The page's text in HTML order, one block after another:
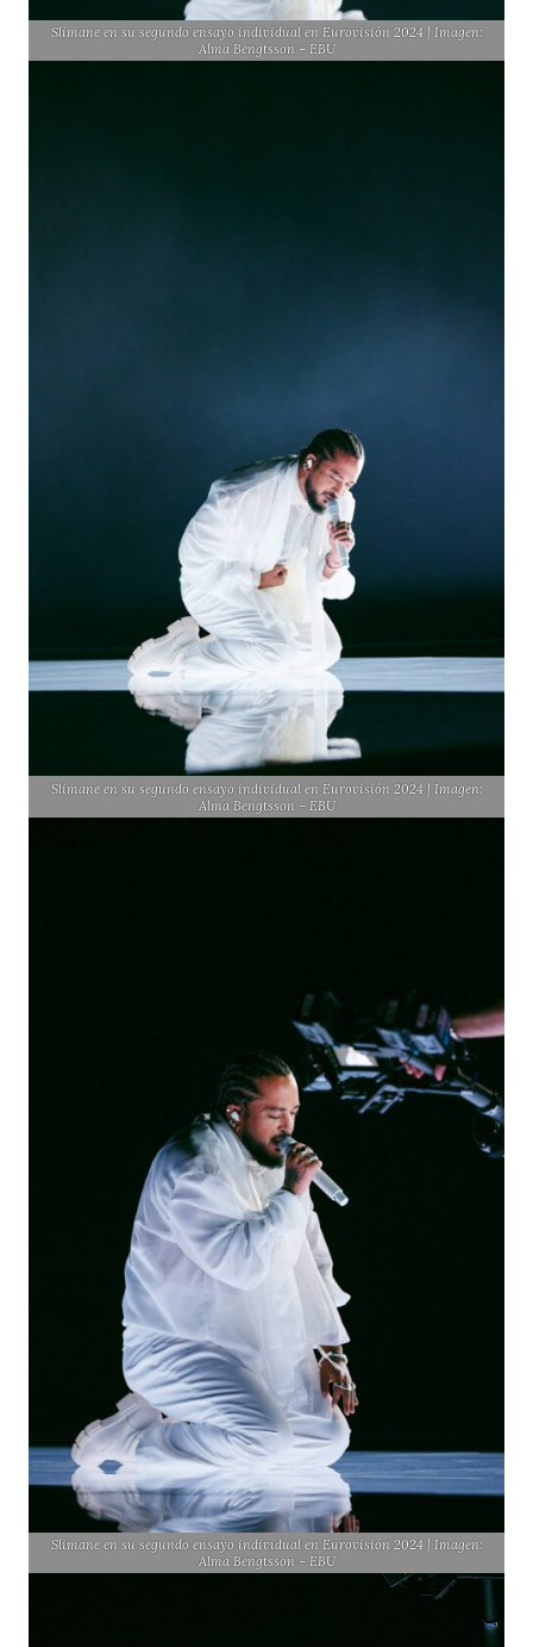
Slimane en su segundo ensayo individual en Eurovisión 2024 | Imagen:
Alma Bengtsson – EBU
Slimane en su segundo ensayo individual en Eurovisión 2024 | Imagen:
Alma Bengtsson – EBU
Slimane en su segundo ensayo individual en Eurovisión 2024 | Imagen:
Alma Bengtsson – EBU